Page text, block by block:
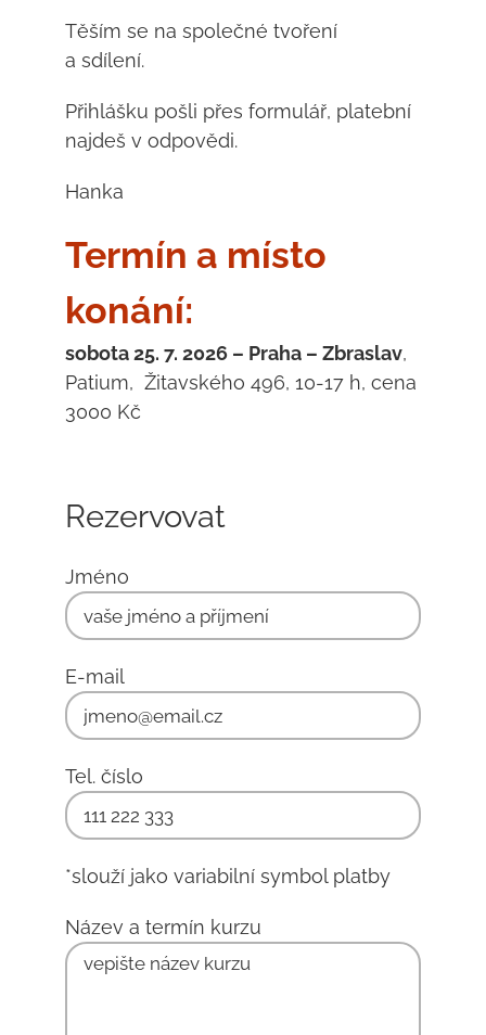
Těším se na společné tvoření
a sdílení.
Přihlášku pošli přes formulář, platební
najdeš v odpovědi.
Hanka
Termín a místo
konání:
sobota 25. 7. 2026 – Praha – Zbraslav,
Patium, Žitavského 496, 10-17 h, cena
3000 Kč
Rezervovat
Jméno
E-mail
Tel. číslo
*slouží jako variabilní symbol platby
Název a termín kurzu